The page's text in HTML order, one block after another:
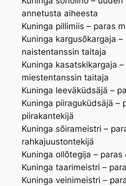
annetusta aiheesta
Kuninga pillimiis – paras
Kuninga kargusõkargaja –
naistentanssin taitaja
Kuninga kasatskikargaja
miestentanssin taitaja
Kuninga leeväküdsäjä –
Kuninga piiraguküdsäjä –
piirakantekijä
Kuninga sõirameistri –
rahkajuustontekijä
Kuninga ollõtegija – paras
Kuninga taarimeistri –
Kuninga veinimeistri –